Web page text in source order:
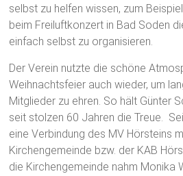
selbst zu helfen wissen, zum
beim Freiluftkonzert in Bad Soden
einfach selbst zu organisieren.
Der Verein nutzte die schöne
Weihnachtsfeier auch wieder, um
Mitglieder zu ehren. So hält Günter
seit stolzen 60 Jahren die Treue.
eine Verbindung des MV Hörsteins
Kirchengemeinde bzw. der KAB
die Kirchengemeinde nahm Monika